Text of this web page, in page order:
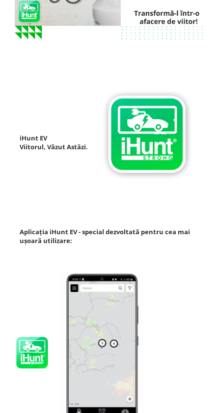
iHunt EV
Viitorul, Văzut Astăzi.
Aplicaţia iHunt EV -special dezvoltată pentru cea mai
ușoară utilizare: